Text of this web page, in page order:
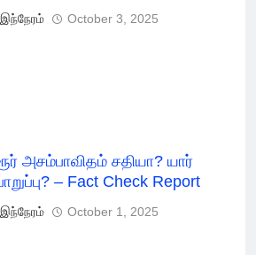
இந்நேரம் October 3, 2025
அசம்பாவிதம் சதியா? யார்
– Fact Check Report
இந்நேரம் October 1, 2025